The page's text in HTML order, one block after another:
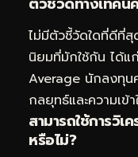
ไม่มีตัวชี้วัดใดที่ดีที่
นิยมที่มักใช้กัน ได้แ
Average นักลงทุน
กลยุทธ์และความเข้
สามารถใช้การวิเ
หรือไม่?